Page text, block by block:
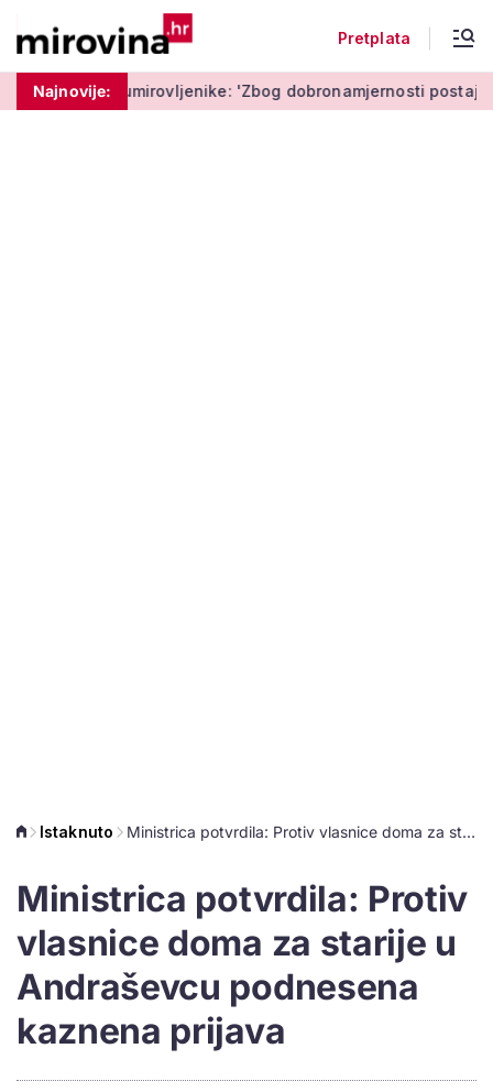
Pretplata
Najnovije:'Zbog dobronamjernosti postaju meta prijevare'
Istaknuto Ministrica potvrdila: Protiv vlasnice doma za starije u Andraševcu podnesena kaznena prijava
Ministrica potvrdila: Protiv
vlasnice doma za starije u
Andraševcu podnesena
kaznena prijava